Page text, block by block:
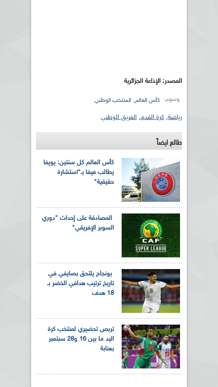
المصدر: الإذاعة الجزائرية
وسوم: كأس العالم, المنتخب الوطني
رياضة, كرة القدم, الفريق الوطني
طالع ايضاً
كأس العالم كل سنتين: يويفا
يطالب فيفا بـ"استشارة
حقيقية"
المصادقة على إحداث "دوري
السوبر الإفريقي"
بونجاح يلتحق بصايفي في
تاريخ ترتيب هدافي الخضر بـ
18 هدف
تربص تحضيري لمنتخب كرة
اليد ما بين 16 و28 سبتمبر
بعنابة